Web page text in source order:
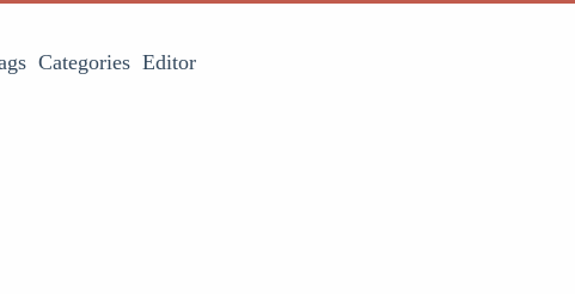
Categories Editor